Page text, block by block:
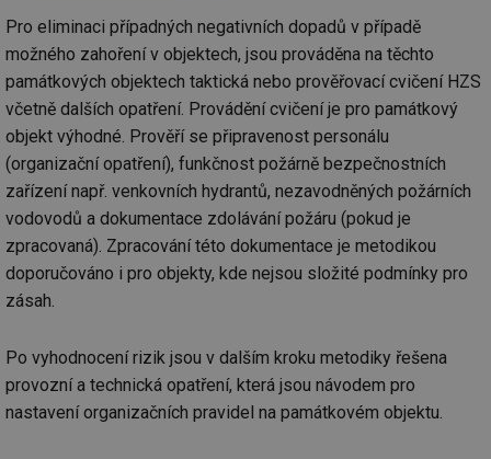
Pro eliminaci případných negativních dopadů v případě
možného zahoření v objektech, jsou prováděna na těchto
památkových objektech taktická nebo prověřovací cvičení HZS
včetně dalších opatření. Provádění cvičení je pro památkový
objekt výhodné. Prověří se připravenost personálu
(organizační opatření), funkčnost požárně bezpečnostních
zařízení např. venkovních hydrantů, nezavodněných požárních
vodovodů a dokumentace zdolávání požáru (pokud je
zpracovaná). Zpracování této dokumentace je metodikou
doporučováno i pro objekty, kde nejsou složité podmínky pro
zásah.
Po vyhodnocení rizik jsou v dalším kroku metodiky řešena
provozní a technická opatření, která jsou návodem pro
nastavení organizačních pravidel na památkovém objektu.